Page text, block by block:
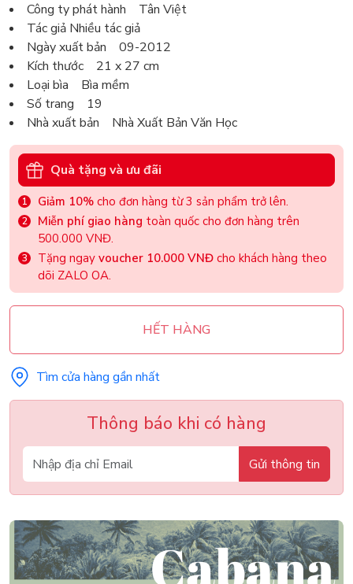
Công ty phát hành Tân Việt
Tác giả Nhiều tác giả
Ngày xuất bản 09-2012
Kích thước 21 x 27 cm
Loại bìa Bìa mềm
Số trang 19
Nhà xuất bản Nhà Xuất Bản Văn Học
Quà tặng và ưu đãi
Giảm 10% cho đơn hàng từ 3 sản phẩm trở lên.
Miễn phí giao hàng toàn quốc cho đơn hàng trên
500.000 VNĐ.
Tặng ngay voucher 10.000 VNĐ cho khách hàng theo
dõi ZALO OA.
HẾT HÀNG
Tìm cửa hàng gần nhất
Thông báo khi có hàng
Gửi thông tin